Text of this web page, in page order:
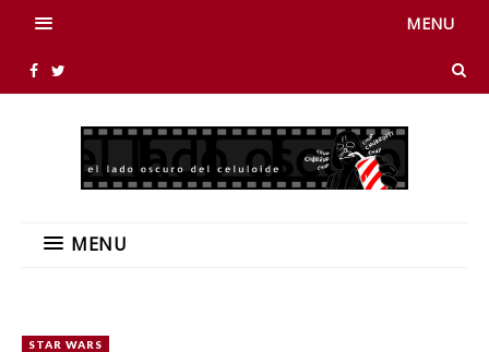
MENU
MENU
STAR WARS